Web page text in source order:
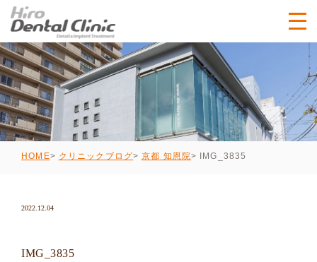
HOME クリニックブログ 京都 知恩院 IMG_3835
2022.12.04
IMG_3835